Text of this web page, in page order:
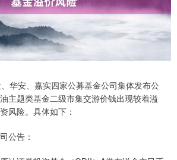
华安、嘉实四家公募基金公司集体发布公
主题类基金二级市集交游价钱出现较着溢
风险。具体如下：
公告：